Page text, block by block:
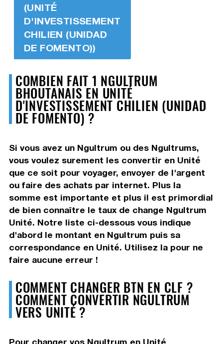
(UNITÉ
D'INVESTISSEMENT
CHILIEN (UNIDAD
DE FOMENTO))
COMBIEN FAIT 1 NGULTRUM
BHOUTANAIS EN UNITÉ
D'INVESTISSEMENT CHILIEN (UNIDAD
DE FOMENTO) ?
Si vous avez un Ngultrum ou des Ngultrums,
vous voulez surement les convertir en Unité
que ce soit pour voyager, envoyer de l'argent
ou faire des achats par internet. Plus la
somme est importante et plus il est primordial
de bien connaître le taux de change Ngultrum
Unité. Notre liste ci-dessous vous indique
d'abord le montant en Ngultrum puis sa
correspondance en Unité. Utilisez la pour ne
faire aucune erreur !
COMMENT CHANGER BTN EN CLF ?
COMMENT CONVERTIR NGULTRUM
VERS UNITÉ ?
Pour changer vos Ngultrum en Unité